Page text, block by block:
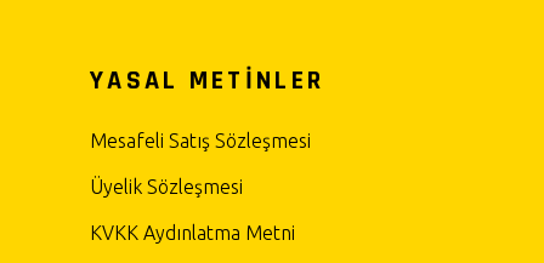
YASAL METİNLER
Mesafeli Satış Sözleşmesi
Üyelik Sözleşmesi
KVKK Aydınlatma Metni